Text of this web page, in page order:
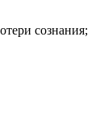
сознания;